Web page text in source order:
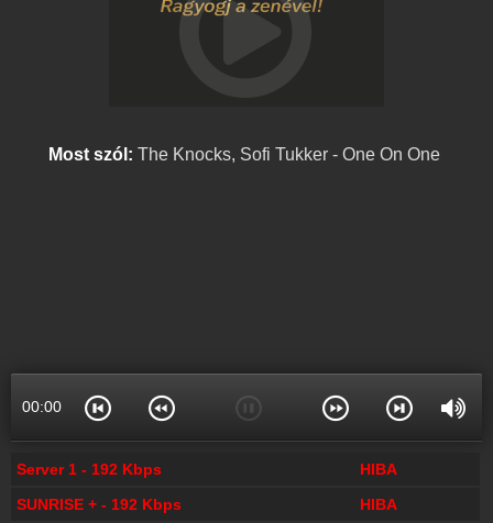
Most szól: The Knocks, Sofi Tukker - One On One
00:00
Server 1 - 192 Kbps
HIBA
SUNRISE + - 192 Kbps
HIBA